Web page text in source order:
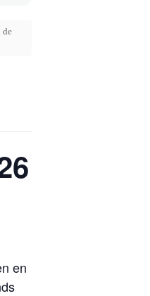
de
en